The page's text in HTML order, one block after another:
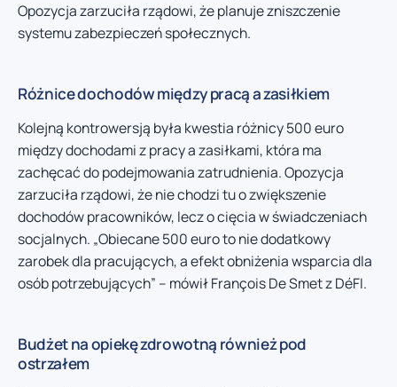
Opozycja zarzuciła rządowi, że planuje zniszczenie
systemu zabezpieczeń społecznych.
Różnice dochodów między pracą a zasiłkiem
Kolejną kontrowersją była kwestia różnicy 500 euro
między dochodami z pracy a zasiłkami, która ma
zachęcać do podejmowania zatrudnienia. Opozycja
zarzuciła rządowi, że nie chodzi tu o zwiększenie
dochodów pracowników, lecz o cięcia w świadczeniach
socjalnych. „Obiecane 500 euro to nie dodatkowy
zarobek dla pracujących, a efekt obniżenia wsparcia dla
osób potrzebujących” – mówił François De Smet z DéFI.
Budżet na opiekę zdrowotną również pod
ostrzałem